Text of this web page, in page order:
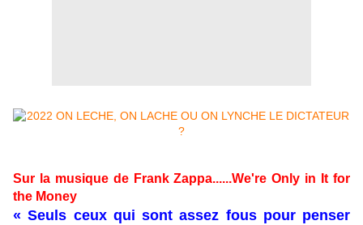
Sur la musique de Frank Zappa......We're Only in It for
the Money
« Seuls ceux qui sont assez fous pour penser